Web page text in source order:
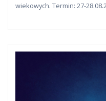
wiekowych. Termin: 27-